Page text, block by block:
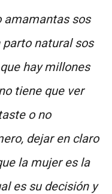
amamantas sos
natural sos
hay millones
tiene que ver
o no
dejar en claro
la mujer es la
es su decisión y